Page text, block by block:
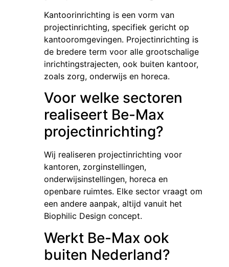
Kantoorinrichting is een vorm van
projectinrichting, specifiek gericht op
kantooromgevingen. Projectinrichting is
de bredere term voor alle grootschalige
inrichtingstrajecten, ook buiten kantoor,
zoals zorg, onderwijs en horeca.
Voor welke sectoren
realiseert Be-Max
projectinrichting?
Wij realiseren projectinrichting voor
kantoren, zorginstellingen,
onderwijsinstellingen, horeca en
openbare ruimtes. Elke sector vraagt om
een andere aanpak, altijd vanuit het
Biophilic Design concept.
Werkt Be-Max ook
buiten Nederland?